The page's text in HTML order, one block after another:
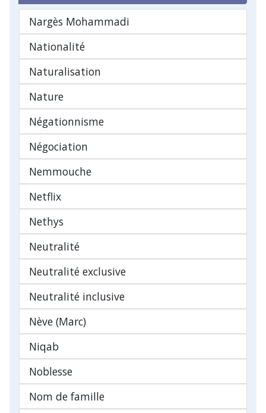
Nargès Mohammadi
Nationalité
Naturalisation
Nature
Négationnisme
Négociation
Nemmouche
Netflix
Nethys
Neutralité
Neutralité exclusive
Neutralité inclusive
Nève (Marc)
Niqab
Noblesse
Nom de famille